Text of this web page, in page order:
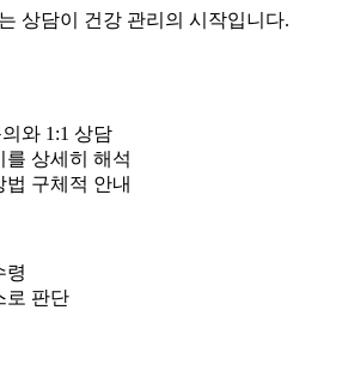
상담이 건강 관리의 시작입니다.
와 1:1 상담
를 상세히 해석
구체적 안내
령
로 판단